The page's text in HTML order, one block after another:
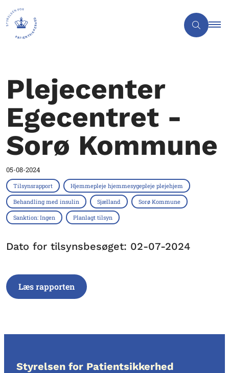
Plejecenter
Egecentret -
Sorø Kommune
05-08-2024
Tilsynsrapport Hjemmepleje hjemmesygepleje plejehjem
Behandling med insulin Sjælland Sorø Kommune
Sanktion: Ingen Planlagt tilsyn
Dato for tilsynsbesøget: 02-07-2024
Læs rapporten
Styrelsen for Patientsikkerhed